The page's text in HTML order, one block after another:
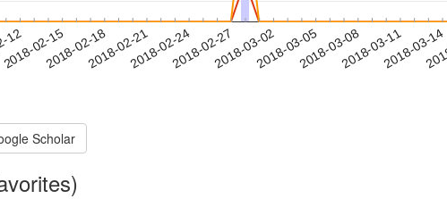
12
2018-02-152018-02-182018-02-212018-02-242018-02-272018-03-022018-03-052018-03-082018-03-112018-03-14
Scholar